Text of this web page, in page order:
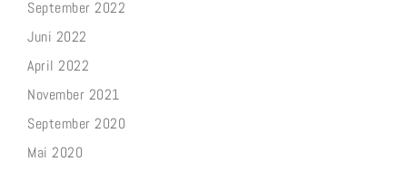
September 2022
Juni 2022
April 2022
November 2021
September 2020
Mai 2020